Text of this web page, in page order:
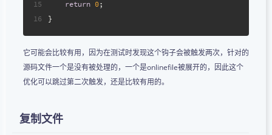
15
16
return 0;
}
它可能会比较有用，因为在测试时发现这个钩子会被触发两次，针对的
源码文件一个是没有被处理的，一个是onlinefile被展开的，因此这个
优化可以跳过第二次触发，还是比较有用的。
复制文件